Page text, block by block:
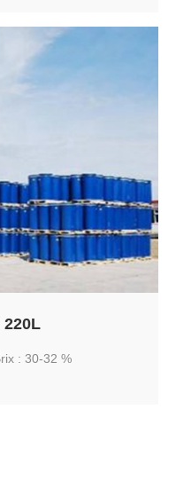
: Fût de 220L Brix : 30-32 %